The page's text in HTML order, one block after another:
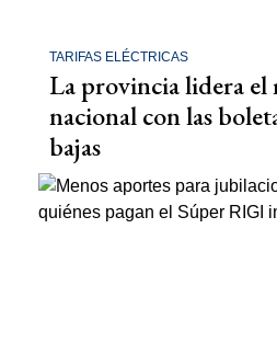
TARIFAS ELÉCTRICAS
La provincia lidera
nacional con las
bajas